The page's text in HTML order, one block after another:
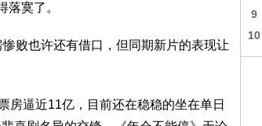
寞了。
败也许还有借口，但同期新片的表现让
房逼近11亿，目前还在稳稳的坐在单日
9
10